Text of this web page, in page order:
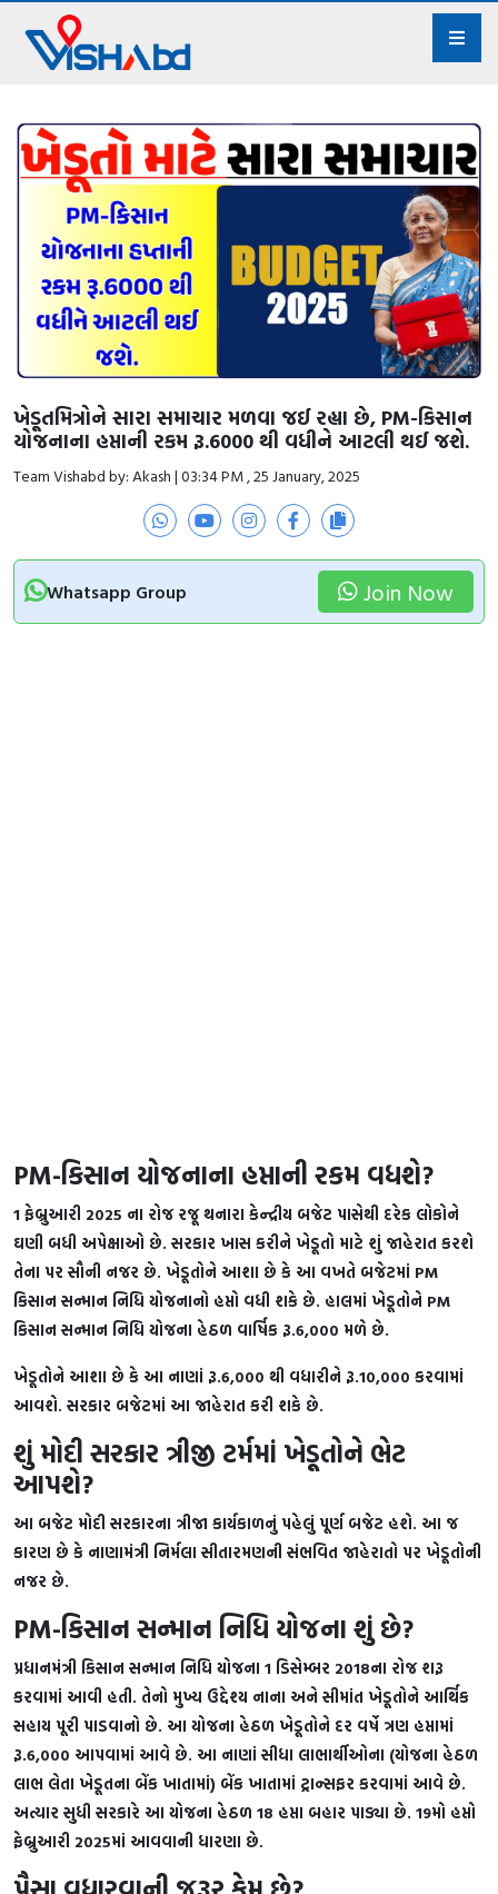
ખેડૂતમિત્રોને સારા સમાચાર મળવા જઈ રહ્યા છે, PM-કિસાન
યોજનાના હપ્તાની રકમ રૂ.6000 થી વધીને આટલી થઈ જશે.
Team Vishabd by: Akash | 03:34 PM , 25 January, 2025
Whatsapp Group Join Now
PM-કિસાન યોજનાના હપ્તાની રકમ વધશે?
1 ફેબ્રુઆરી 2025 ના રોજ રજૂ થનારા કેન્દ્રીય બજેટ પાસેથી દરેક લોકોને
ઘણી બધી અપેક્ષાઓ છે. સરકાર ખાસ કરીને ખેડૂતો માટે શું જાહેરાત કરશે
તેના પર સૌની નજર છે. ખેડૂતોને આશા છે કે આ વખતે બજેટમાં PM
કિસાન સન્માન નિધિ યોજનાનો હપ્તો વધી શકે છે. હાલમાં ખેડૂતોને PM
કિસાન સન્માન નિધિ યોજના હેઠળ વાર્ષિક રૂ.6,000 મળે છે.
ખેડૂતોને આશા છે કે આ નાણાં રૂ.6,000 થી વધારીને રૂ.10,000 કરવામાં
આવશે. સરકાર બજેટમાં આ જાહેરાત કરી શકે છે.
શું મોદી સરકાર ત્રીજી ટર્મમાં ખેડૂતોને ભેટ
આપશે?
આ બજેટ મોદી સરકારના ત્રીજા કાર્યકાળનું પહેલું પૂર્ણ બજેટ હશે. આ જ
કારણ છે કે નાણામંત્રી નિર્મલા સીતારમણની સંભવિત જાહેરાતો પર ખેડૂતોની
નજર છે.
PM-કિસાન સન્માન નિધિ યોજના શું છે?
પ્રધાનમંત્રી કિસાન સન્માન નિધિ યોજના 1 ડિસેમ્બર 2018ના રોજ શરૂ
કરવામાં આવી હતી. તેનો મુખ્ય ઉદ્દેશ્ય નાના અને સીમાંત ખેડૂતોને આર્થિક
સહાય પૂરી પાડવાનો છે. આ યોજના હેઠળ ખેડૂતોને દર વર્ષે ત્રણ હપ્તામાં
રૂ.6,000 આપવામાં આવે છે. આ નાણાં સીધા લાભાર્થીઓના (યોજના હેઠળ
લાભ લેતા ખેડૂતના બેંક ખાતામાં) બેંક ખાતામાં ટ્રાન્સફર કરવામાં આવે છે.
અત્યાર સુધી સરકારે આ યોજના હેઠળ 18 હપ્તા બહાર પાડ્યા છે. 19મો હપ્તો
ફેબ્રુઆરી 2025માં આવવાની ધારણા છે.